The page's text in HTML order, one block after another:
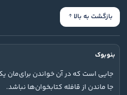
بازگشت به بالا
بنوبوک
جایی است که در آن خواندن برای‌مان
جا ماندن از قافله کتابخوان‌ها نباشد.